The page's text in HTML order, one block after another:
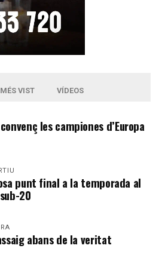
VIST VÍDEOS
les campiones d’Europa
punt final a la temporada al
20
abans de la veritat